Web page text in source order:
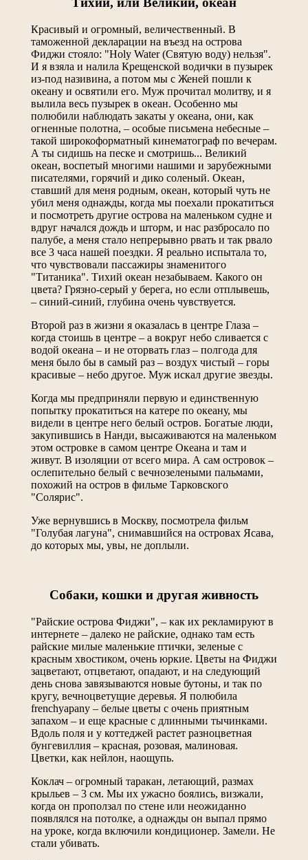
Красивый и огромный, величественный. В
таможенной декларации на въезд на острова
Фиджи стояло: "Holy Water (Святую воду) нельзя".
И я взяла и налила Крещенской водички в пузырек
из-под називина, а потом мы с Женей пошли к
океану и освятили его. Муж прочитал молитву, и я
вылила весь пузырек в океан. Особенно мы
полюбили наблюдать закаты у океана, они, как
огненные полотна, – особые письмена небесные –
такой широкоформатный кинематограф по вечерам.
А ты сидишь на песке и смотришь... Великий
океан, воспетый многими нашими и зарубежными
писателями, горячий и дико соленый. Океан,
ставший для меня родным, океан, который чуть не
убил меня однажды, когда мы поехали прокатиться
и посмотреть другие острова на маленьком судне и
вдруг начался дождь и шторм, и нас разбросало по
палубе, а меня стало непрерывно рвать и так рвало
все 3 часа нашей поездки. Я реально испытала то,
что чувствовали пассажиры знаменитого
"Титаника". Тихий океан незабываем. Какого он
цвета? Грязно-серый у берега, но если отплывешь,
– синий-синий, глубина очень чувствуется.
Второй раз в жизни я оказалась в центре Глаза –
когда стоишь в центре – а вокруг небо сливается с
водой океана – и не оторвать глаз – полгода для
меня было бы в самый раз – воздух чистый – горы
красивые – небо другое. Муж искал другие звезды.
Когда мы предприняли первую и единственную
попытку прокатиться на катере по океану, мы
видели в центре него белый остров. Богатые люди,
закупившись в Нанди, высаживаются на маленьком
этом островке в самом центре Океана и там и
живут. В изоляции от всего мира. А сам островок –
ослепительно белый с вечнозелеными пальмами,
похожий на остров в фильме Тарковского
"Солярис".
Уже вернувшись в Москву, посмотрела фильм
"Голубая лагуна", снимавшийся на островах Ясава,
до которых мы, увы, не доплыли.
Собаки, кошки и другая живность
"Райские острова Фиджи", – как их рекламируют в
интернете – далеко не райские, однако там есть
райские милые маленькие птички, зеленые с
красным хвостиком, очень юркие. Цветы на Фиджи
зацветают, отцветают, опадают, и на следующий
день снова завязываются новые бутоны, и так по
кругу, вечноцветущие деревья. Я полюбила
frenchyapany – белые цветы с очень приятным
запахом – и еще красные с длинными тычинками.
Вдоль поля и у коттеджей растет разноцветная
бунгевиллия – красная, розовая, малиновая.
Цветки, как нейлон, наощупь.
Коклач – огромный таракан, летающий, размах
крыльев – 3 см. Мы их ужасно боялись, визжали,
когда он проползал по стене или неожиданно
появлялся на потолке, а однажды он выпал прямо
на уроке, когда включили кондиционер. Замели. Не
стали убивать.